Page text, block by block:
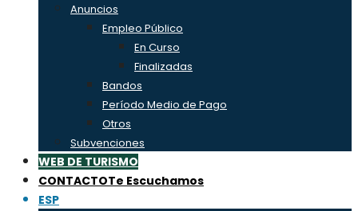
Anuncios
Empleo Público
En Curso
Finalizadas
Bandos
Período Medio de Pago
Otros
Subvenciones
WEB DE TURISMO
CONTACTOTe Escuchamos
ESP